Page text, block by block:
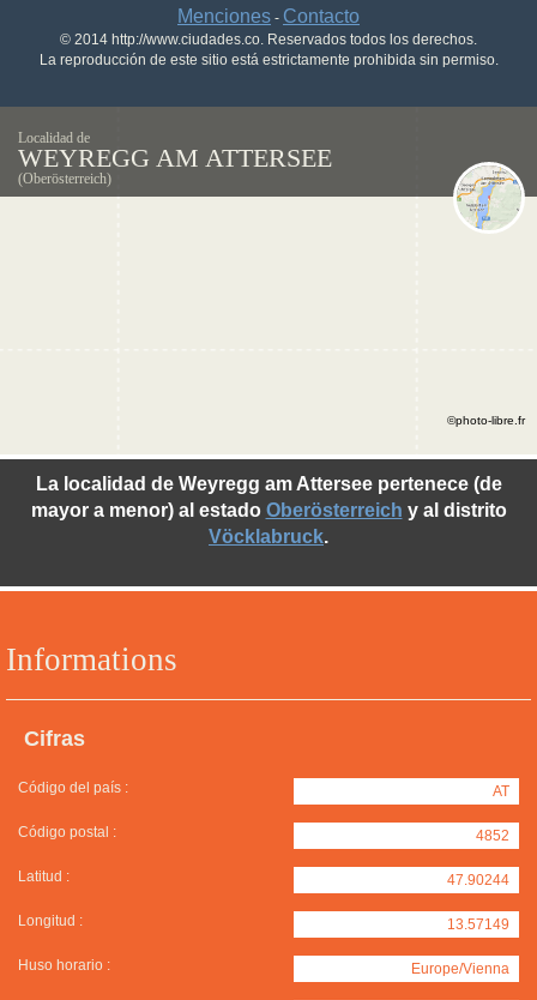
Menciones - Contacto
© 2014 http://www.ciudades.co. Reservados todos los derechos.
La reproducción de este sitio está estrictamente prohibida sin permiso.
Localidad de
WEYREGG AM ATTERSEE
(Oberösterreich)
Informations
Cifras
Código del país : AT
Código postal : 4852
Latitud : 47.90244
Longitud : 13.57149
Huso horario : Europe/Vienna
La localidad de Weyregg am Attersee pertenece (de
mayor a menor) al estado Oberösterreich y al distrito
Vöcklabruck.
©photo-libre.fr